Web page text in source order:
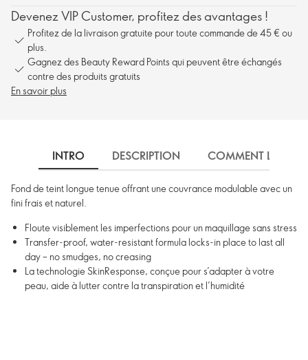
Devenez VIP Customer, profitez des avantages !
Profitez de la livraison gratuite pour toute commande de 45 € ou
plus.
Gagnez des Beauty Reward Points qui peuvent être échangés
contre des produits gratuits
En savoir plus
INTRO DESCRIPTION COMMENT
Fond de teint longue tenue offrant une couvrance modulable avec un
fini frais et naturel.
Floute visiblement les imperfections pour un maquillage sans stress
Transfer-proof, water-resistant formula locks-in place to last all
day – no smudges, no creasing
La technologie SkinResponse, conçue pour s’adapter à votre
peau, aide à lutter contre la transpiration et l’humidité